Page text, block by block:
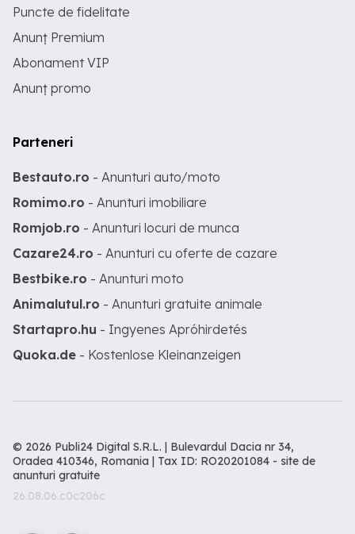
Puncte de fidelitate
Anunț Premium
Abonament VIP
Anunț promo
Parteneri
Bestauto.ro - Anunturi auto/moto
Romimo.ro - Anunturi imobiliare
Romjob.ro - Anunturi locuri de munca
Cazare24.ro - Anunturi cu oferte de cazare
Bestbike.ro - Anunturi moto
Animalutul.ro - Anunturi gratuite animale
Startapro.hu - Ingyenes Apróhirdetés
Quoka.de - Kostenlose Kleinanzeigen
© 2026 Publi24 Digital S.R.L. | Bulevardul Dacia nr 34,
Oradea 410346, Romania | Tax ID: RO20201084 - site de
anunturi gratuite
26.08.06.c0c206c